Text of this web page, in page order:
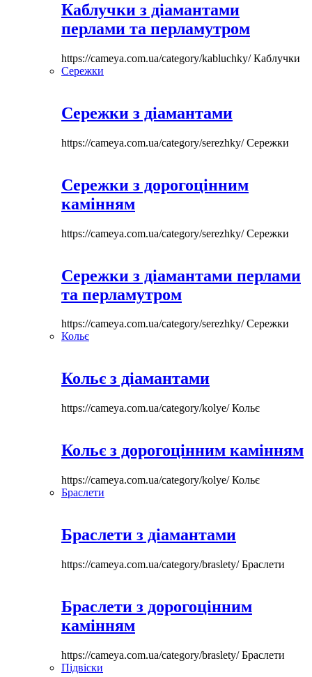
Каблучки з діамантами
перлами та перламутром
https://cameya.com.ua/category/kabluchky/Каблучки
Сережки
Сережки з діамантами
https://cameya.com.ua/category/serezhky/Сережки
Сережки з дорогоцінним
камінням
https://cameya.com.ua/category/serezhky/Сережки
Сережки з діамантами перлами
та перламутром
https://cameya.com.ua/category/serezhky/Сережки
Кольє
Кольє з діамантами
https://cameya.com.ua/category/kolye/Кольє
Кольє з дорогоцінним камінням
https://cameya.com.ua/category/kolye/Кольє
Браслети
Браслети з діамантами
https://cameya.com.ua/category/braslety/Браслети
Браслети з дорогоцінним
камінням
https://cameya.com.ua/category/braslety/Браслети
Підвіски